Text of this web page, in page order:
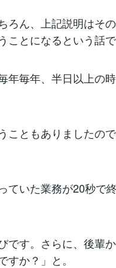
ろん、上記説明はそ
とになるという話で
年毎年、半日以上の
こともありましたの
ていた業務が20秒で
です。さらに、後輩
か？」と。